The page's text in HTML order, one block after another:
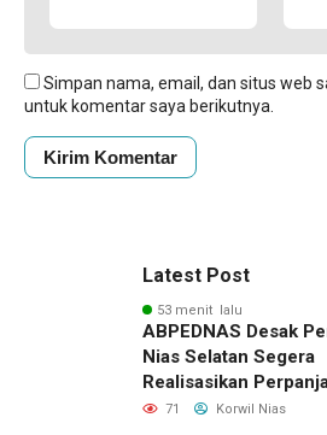
Simpan nama, email, dan situs web
untuk komentar saya berikutnya.
Latest Post
53 menit lalu
ABPEDNAS Desak
Nias Selatan Segera
Realisasikan
Masa Jabatan BPD,
71 Korwil Nias